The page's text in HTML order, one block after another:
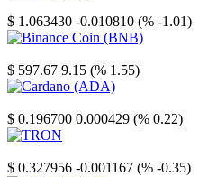
$ 1.063430 -0.010810 (% -1.01)
$ 597.67 9.15 (% 1.55)
$ 0.196700 0.000429 (% 0.22)
$ 0.327956 -0.001167 (% -0.35)